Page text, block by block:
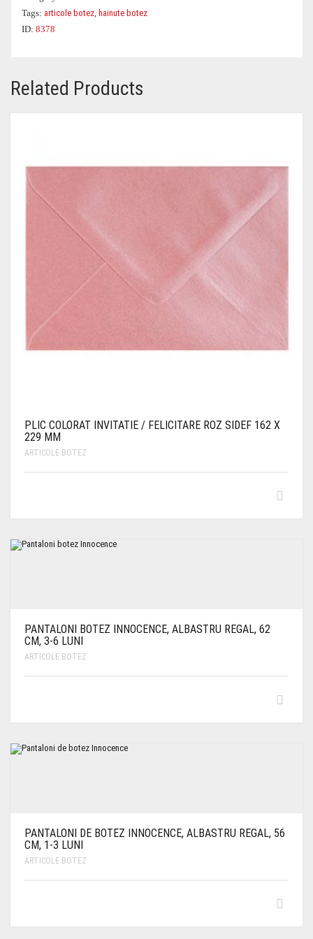
Tags: articole botez, hainute botez
ID: 8378
Related Products
PLIC COLORAT INVITATIE / FELICITARE ROZ SIDEF 162 X
229 MM
ARTICOLE BOTEZ
PANTALONI BOTEZ INNOCENCE, ALBASTRU REGAL, 62
CM, 3-6 LUNI
ARTICOLE BOTEZ
PANTALONI DE BOTEZ INNOCENCE, ALBASTRU REGAL, 56
CM, 1-3 LUNI
ARTICOLE BOTEZ